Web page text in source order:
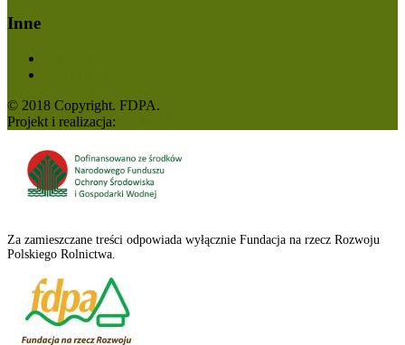
Inne
© 2018 Copyright. FDPA.
Projekt i realizacja:
Za zamieszczane treści odpowiada wyłącznie Fundacja na rzecz Rozwoju
Polskiego Rolnictwa.